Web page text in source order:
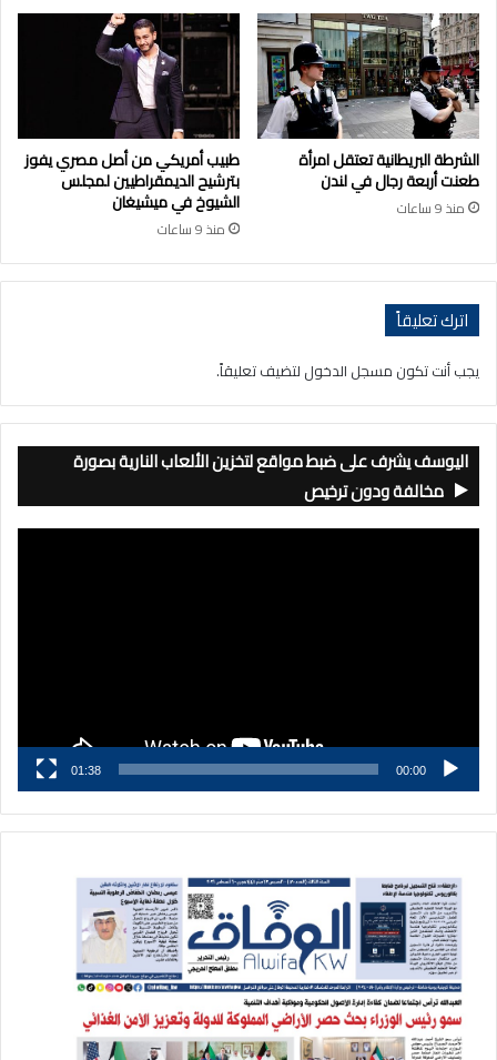
الشرطة البريطانية تعتقل امرأة
طعنت أربعة رجال في لندن
منذ 9 ساعات
طبيب أمريكي من أصل مصري يفوز
بترشيح الديمقراطيين لمجلس
الشيوخ في ميشيغان
منذ 9 ساعات
اترك تعليقاً
يجب أنت تكون مسجل الدخول لتضيف تعليقاً.
اليوسف يشرف على ضبط مواقع لتخزين الألعاب النارية بصورة
مخالفة ودون ترخيص
00:00
01:38